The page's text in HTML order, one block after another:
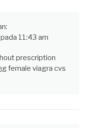
11:43 am
prescription
female viagra cvs